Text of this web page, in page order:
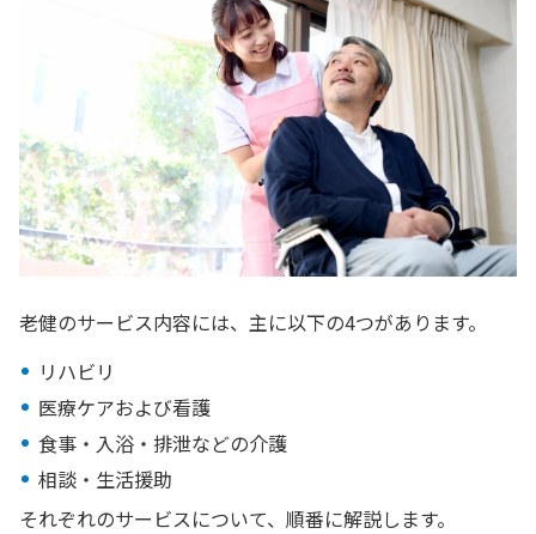
老健のサービス内容には、主に以下の4つがあります。
リハビリ
医療ケアおよび看護
食事・入浴・排泄などの介護
相談・生活援助
それぞれのサービスについて、順番に解説します。